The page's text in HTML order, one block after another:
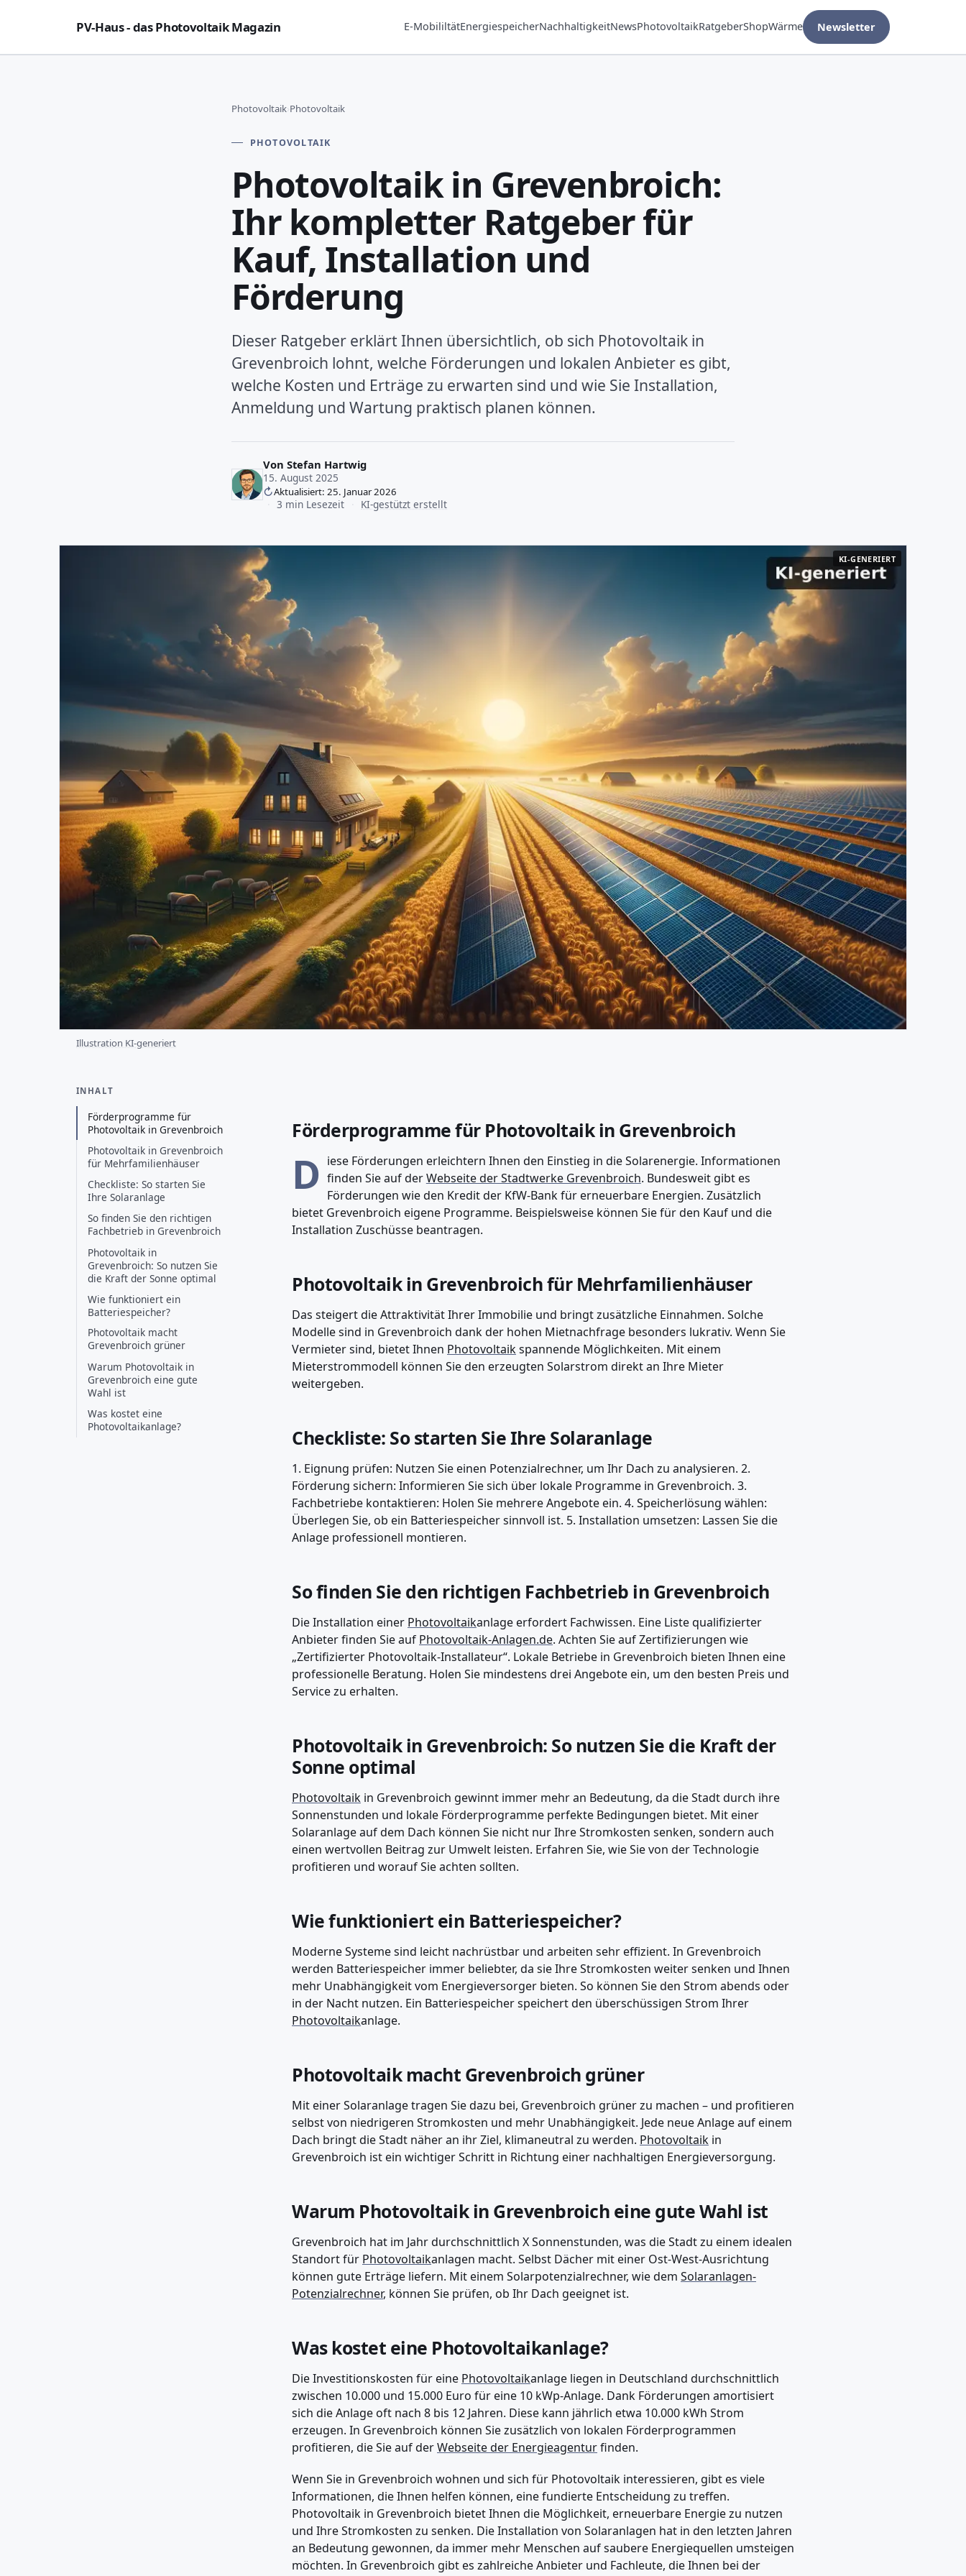
PV-Haus - das Photovoltaik Magazin E-MobililtätEnergiespeicherNachhaltigkeitNewsPhotovoltaikRatgeberShopWärme Newsletter
Photovoltaik›Photovoltaik
PHOTOVOLTAIK
Photovoltaik in Grevenbroich:
Ihr kompletter Ratgeber für
Kauf, Installation und
Förderung
Dieser Ratgeber erklärt Ihnen übersichtlich, ob sich Photovoltaik in
Grevenbroich lohnt, welche Förderungen und lokalen Anbieter es gibt,
welche Kosten und Erträge zu erwarten sind und wie Sie Installation,
Anmeldung und Wartung praktisch planen können.
Von Stefan Hartwig
15. August 2025
Aktualisiert: 25. Januar 2026
3 min Lesezeit KI-gestützt erstellt
KI-GENERIERT
Illustration KI-generiert
INHALT
Förderprogramme für
Photovoltaik in Grevenbroich
Photovoltaik in Grevenbroich
für Mehrfamilienhäuser
Checkliste: So starten Sie
Ihre Solaranlage
So finden Sie den richtigen
Fachbetrieb in Grevenbroich
Photovoltaik in
Grevenbroich: So nutzen Sie
die Kraft der Sonne optimal
Wie funktioniert ein
Batteriespeicher?
Photovoltaik macht
Grevenbroich grüner
Warum Photovoltaik in
Grevenbroich eine gute
Wahl ist
Was kostet eine
Photovoltaikanlage?
Förderprogramme für Photovoltaik in Grevenbroich
D iese Förderungen erleichtern Ihnen den Einstieg in die Solarenergie. Informationen
finden Sie auf derWebseite der Stadtwerke Grevenbroich. Bundesweit gibt es
Förderungen wie den Kredit der KfW-Bank für erneuerbare Energien. Zusätzlich
bietet Grevenbroich eigene Programme. Beispielsweise können Sie für den Kauf und die
Installation Zuschüsse beantragen.
Photovoltaik in Grevenbroich für Mehrfamilienhäuser
Das steigert die Attraktivität Ihrer Immobilie und bringt zusätzliche Einnahmen. Solche
Modelle sind in Grevenbroich dank der hohen Mietnachfrage besonders lukrativ. Wenn Sie
Vermieter sind, bietet Ihnen Photovoltaikspannende Möglichkeiten. Mit einem
Mieterstrommodell können Sie den erzeugten Solarstrom direkt an Ihre Mieter
weitergeben.
Checkliste: So starten Sie Ihre Solaranlage
1. Eignung prüfen: Nutzen Sie einen Potenzialrechner, um Ihr Dach zu analysieren. 2.
Förderung sichern: Informieren Sie sich über lokale Programme in Grevenbroich. 3.
Fachbetriebe kontaktieren: Holen Sie mehrere Angebote ein. 4. Speicherlösung wählen:
Überlegen Sie, ob ein Batteriespeicher sinnvoll ist. 5. Installation umsetzen: Lassen Sie die
Anlage professionell montieren.
So finden Sie den richtigen Fachbetrieb in Grevenbroich
Die Installation einer Photovoltaikanlage erfordert Fachwissen. Eine Liste qualifizierter
Anbieter finden Sie auf Photovoltaik-Anlagen.de. Achten Sie auf Zertifizierungen wie
„Zertifizierter Photovoltaik-Installateur“. Lokale Betriebe in Grevenbroich bieten Ihnen eine
professionelle Beratung. Holen Sie mindestens drei Angebote ein, um den besten Preis und
Service zu erhalten.
Photovoltaik in Grevenbroich: So nutzen Sie die Kraft der
Sonne optimal
Photovoltaik in Grevenbroich gewinnt immer mehr an Bedeutung, da die Stadt durch ihre
Sonnenstunden und lokale Förderprogramme perfekte Bedingungen bietet. Mit einer
Solaranlage auf dem Dach können Sie nicht nur Ihre Stromkosten senken, sondern auch
einen wertvollen Beitrag zur Umwelt leisten. Erfahren Sie, wie Sie von der Technologie
profitieren und worauf Sie achten sollten.
Wie funktioniert ein Batteriespeicher?
Moderne Systeme sind leicht nachrüstbar und arbeiten sehr effizient. In Grevenbroich
werden Batteriespeicher immer beliebter, da sie Ihre Stromkosten weiter senken und Ihnen
mehr Unabhängigkeit vom Energieversorger bieten. So können Sie den Strom abends oder
in der Nacht nutzen. Ein Batteriespeicher speichert den überschüssigen Strom Ihrer
Photovoltaikanlage.
Photovoltaik macht Grevenbroich grüner
Mit einer Solaranlage tragen Sie dazu bei, Grevenbroich grüner zu machen – und profitieren
selbst von niedrigeren Stromkosten und mehr Unabhängigkeit. Jede neue Anlage auf einem
Dach bringt die Stadt näher an ihr Ziel, klimaneutral zu werden. Photovoltaik in
Grevenbroich ist ein wichtiger Schritt in Richtung einer nachhaltigen Energieversorgung.
Warum Photovoltaik in Grevenbroich eine gute Wahl ist
Grevenbroich hat im Jahr durchschnittlich X Sonnenstunden, was die Stadt zu einem idealen
Standort für Photovoltaikanlagen macht. Selbst Dächer mit einer Ost-West-Ausrichtung
können gute Erträge liefern. Mit einem Solarpotenzialrechner, wie dem Solaranlagen-
Potenzialrechner, können Sie prüfen, ob Ihr Dach geeignet ist.
Was kostet eine Photovoltaikanlage?
Die Investitionskosten für eine Photovoltaikanlage liegen in Deutschland durchschnittlich
zwischen 10.000 und 15.000 Euro für eine 10 kWp-Anlage. Dank Förderungen amortisiert
sich die Anlage oft nach 8 bis 12 Jahren. Diese kann jährlich etwa 10.000 kWh Strom
erzeugen. In Grevenbroich können Sie zusätzlich von lokalen Förderprogrammen
profitieren, die Sie auf derWebseite der Energieagenturfinden.
Wenn Sie in Grevenbroich wohnen und sich für Photovoltaik interessieren, gibt es viele
Informationen, die Ihnen helfen können, eine fundierte Entscheidung zu treffen.
Photovoltaik in Grevenbroich bietet Ihnen die Möglichkeit, erneuerbare Energie zu nutzen
und Ihre Stromkosten zu senken. Die Installation von Solaranlagen hat in den letzten Jahren
an Bedeutung gewonnen, da immer mehr Menschen auf saubere Energiequellen umsteigen
möchten. In Grevenbroich gibt es zahlreiche Anbieter und Fachleute, die Ihnen bei der